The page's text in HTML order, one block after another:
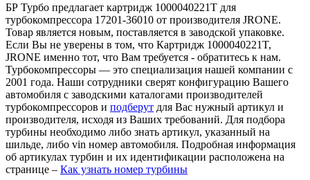
БР Турбо предлагает картридж 1000040221T для
турбокомпрессора 17201-36010 от производителя JRONE.
Товар является новым, поставляется в заводской упаковке.
Если Вы не уверены в том, что Картридж 1000040221T,
JRONE именно тот, что Вам требуется - обратитесь к нам.
Турбокомпрессоры — это специализация нашей компании с
2001 года. Наши сотрудники сверят конфигурацию Вашего
автомобиля с заводскими каталогами производителей
турбокомпрессоров и подберут для Вас нужный артикул и
производителя, исходя из Ваших требований. Для подбора
турбины необходимо либо знать артикул, указанный на
шильде, либо vin номер автомобиля. Подробная информация
об артикулах турбин и их идентификации расположена на
странице – Как узнать номер турбины